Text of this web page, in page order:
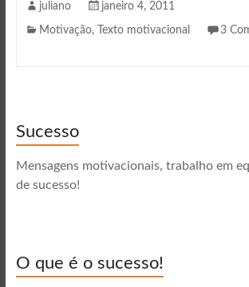
juliano janeiro 4, 2011
Motivação, Texto motivacional 3
Sucesso
Mensagens motivacionais, trabalho em
de sucesso!
O que é o sucesso!